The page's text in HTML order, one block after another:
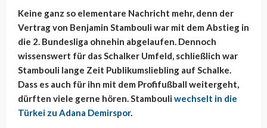
Keine ganz so elementare Nachricht mehr, denn der
Vertrag von Benjamin Stambouli war mit dem Abstieg in
die 2. Bundesliga ohnehin abgelaufen. Dennoch
wissenswert für das Schalker Umfeld, schließlich war
Stambouli lange Zeit Publikumsliebling auf Schalke.
Dass es auch für ihn mit dem Profifußball weitergeht,
dürften viele gerne hören. Stambouliwechselt in die
Türkei zu Adana Demirspor.